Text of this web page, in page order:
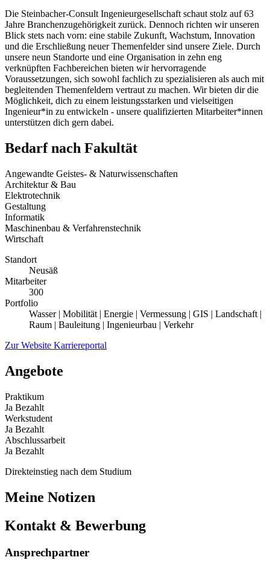
Die Steinbacher-Consult Ingenieurgesellschaft schaut stolz auf 63
Jahre Branchenzugehörigkeit zurück. Dennoch richten wir unseren
Blick stets nach vorn: eine stabile Zukunft, Wachstum, Innovation
und die Erschließung neuer Themenfelder sind unsere Ziele. Durch
unsere neun Standorte und eine Organisation in zehn eng
verknüpften Fachbereichen bieten wir hervorragende
Voraussetzungen, sich sowohl fachlich zu spezialisieren als auch mit
begleitenden Themenfeldern vertraut zu machen. Wir bieten dir die
Möglichkeit, dich zu einem leistungsstarken und vielseitigen
Ingenieur*in zu entwickeln - unsere qualifizierten Mitarbeiter*innen
unterstützen dich gern dabei.
Bedarf nach Fakultät
Angewandte Geistes- & Naturwissenschaften
Architektur & Bau
Elektrotechnik
Gestaltung
Informatik
Maschinenbau & Verfahrenstechnik
Wirtschaft
Standort
Neusäß
Mitarbeiter
300
Portfolio
Wasser | Mobilität | Energie | Vermessung | GIS | Landschaft |
Raum | Bauleitung | Ingenieurbau | Verkehr
Zur Website Karriereportal
Angebote
Praktikum
Ja Bezahlt
Werkstudent
Ja Bezahlt
Abschlussarbeit
Ja Bezahlt
Direkteinstieg nach dem Studium
Meine Notizen
Kontakt & Bewerbung
Ansprechpartner